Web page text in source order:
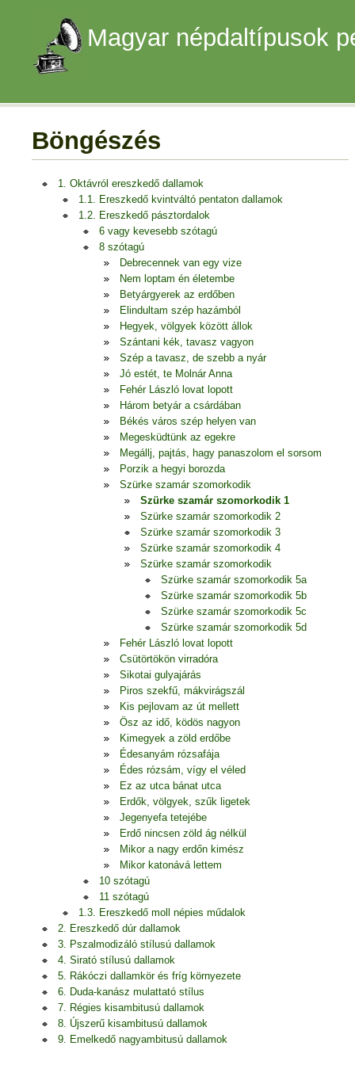
Magyar népdaltípusok
Böngészés
1. Oktávról ereszkedő dallamok
1.1. Ereszkedő kvintváltó pentaton dallamok
1.2. Ereszkedő pásztordalok
6 vagy kevesebb szótagú
8 szótagú
Debrecennek van egy vize
Nem loptam én életembe
Betyárgyerek az erdőben
Elindultam szép hazámból
Hegyek, völgyek között állok
Szántani kék, tavasz vagyon
Szép a tavasz, de szebb a nyár
Jó estét, te Molnár Anna
Fehér László lovat lopott
Három betyár a csárdában
Békés város szép helyen van
Megesküdtünk az egekre
Megállj, pajtás, hagy panaszolom el sorsom
Porzik a hegyi borozda
Szürke szamár szomorkodik
Szürke szamár szomorkodik 1
Szürke szamár szomorkodik 2
Szürke szamár szomorkodik 3
Szürke szamár szomorkodik 4
Szürke szamár szomorkodik
Szürke szamár szomorkodik 5a
Szürke szamár szomorkodik 5b
Szürke szamár szomorkodik 5c
Szürke szamár szomorkodik 5d
Fehér László lovat lopott
Csütörtökön virradóra
Sikotai gulyajárás
Piros szekfű, mákvirágszál
Kis pejlovam az út mellett
Ösz az idő, ködös nagyon
Kimegyek a zöld erdőbe
Édesanyám rózsafája
Édes rózsám, vígy el véled
Ez az utca bánat utca
Erdők, völgyek, szűk ligetek
Jegenyefa tetejébe
Erdő nincsen zöld ág nélkül
Mikor a nagy erdőn kimész
Mikor katonává lettem
10 szótagú
11 szótagú
1.3. Ereszkedő moll népies műdalok
2. Ereszkedő dúr dallamok
3. Pszalmodizáló stílusú dallamok
4. Sirató stílusú dallamok
5. Rákóczi dallamkör és fríg környezete
6. Duda-kanász mulattató stílus
7. Régies kisambitusú dallamok
8. Újszerű kisambitusú dallamok
9. Emelkedő nagyambitusú dallamok